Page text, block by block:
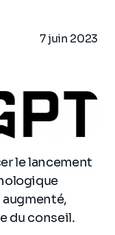
7 juin 2023
le lancement
augmenté,
du conseil.